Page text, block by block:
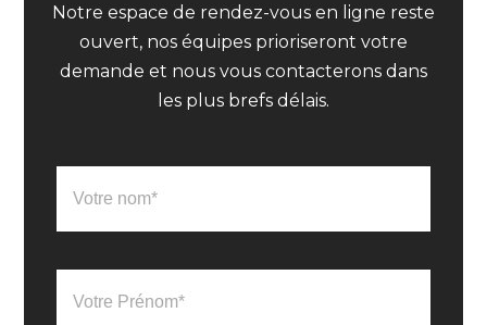
Notre espace de rendez-vous en ligne reste
ouvert, nos équipes prioriseront votre
demande et nous vous contacterons dans
les plus brefs délais.